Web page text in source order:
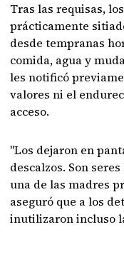
Tras las requisas,
prácticamente
desde tempranas
comida, agua y
les notificó
valores ni el
acceso.
"Los dejaron en
descalzos. Son
una de las madres
aseguró que a los
inutilizaron incluso